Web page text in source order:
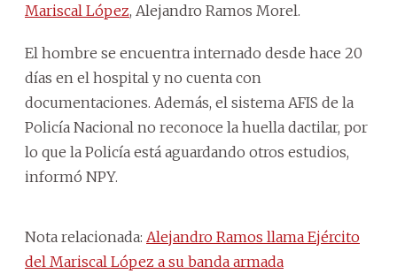
Mariscal López, Alejandro Ramos Morel.
El hombre se encuentra internado desde hace 20
días en el hospital y no cuenta con
documentaciones. Además, el sistema AFIS de la
Policía Nacional no reconoce la huella dactilar, por
lo que la Policía está aguardando otros estudios,
informó NPY.
Nota relacionada: Alejandro Ramos llama Ejército
del Mariscal López a su banda armada